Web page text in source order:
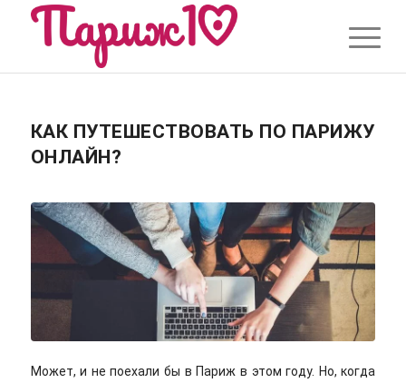
КАК ПУТЕШЕСТВОВАТЬ ПО ПАРИЖУ
ОНЛАЙН?
Может, и не поехали бы в Париж в этом году. Но, когда